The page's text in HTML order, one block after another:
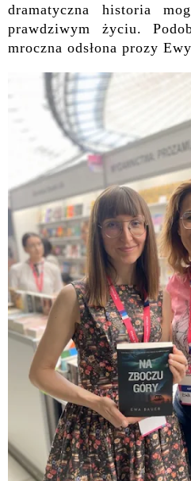
dramatyczna historia
prawdziwym życiu.
mroczna odsłona prozy